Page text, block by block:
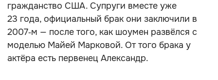
гражданство США. Супруги вместе уже
23 года, официальный брак они заключили в
2007‑м — после того, как шоумен развёлся с
моделью Майей Марковой. От того брака у
актёра есть первенец Александр.